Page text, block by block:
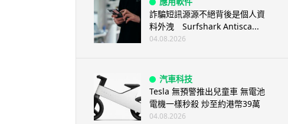
詐騙短訊源源不絕背後是個人資
料外洩 Surfshark Antisca...
04.08.2026
汽車科技
Tesla 無預警推出兒童車 無電池
電機一樣秒殺 炒至約港幣39萬
04.08.2026